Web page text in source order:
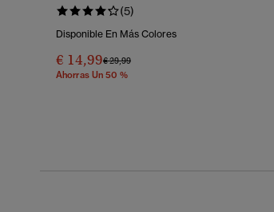
(5)
Disponible En Más Colores
€ 14,99Precio Rebajado De
€ 29,99A
Ahorras Un 50 %